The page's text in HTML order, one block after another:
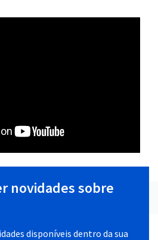
novidades sobre
disponíveis dentro da sua